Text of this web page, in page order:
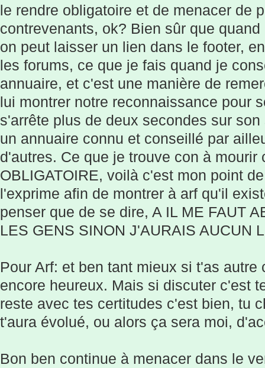
le rendre obligatoire et de menacer de
contrevenants, ok? Bien sûr que
on peut laisser un lien dans le footer,
les forums, ce que je fais quand je
annuaire, et c'est une manière de
lui montrer notre reconnaissance pour
s'arrête plus de deux secondes sur
un annuaire connu et conseillé par
d'autres. Ce que je trouve con à mourir
OBLIGATOIRE, voilà c'est mon point
l'exprime afin de montrer à arf qu'il
penser que de se dire, A IL ME FAUT
LES GENS SINON J'AURAIS AUCUN
Pour Arf: et ben tant mieux si t'as autre
encore heureux. Mais si discuter c'est
reste avec tes certitudes c'est bien, tu
t'aura évolué, ou alors ça sera moi,
Bon ben continue à menacer dans le